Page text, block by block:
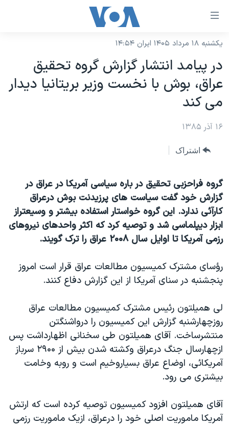
لینکهای
دسترسی
جهش
محتوای
اصلی
به
صفحه
به
جستجو
نسخه سبک وب‌سایت
موضوع ها
ایران
آمریکا
جهان
گزیده‌ها
ویژه برنامه‌ها
ویدیوها
فرهنگ و زندگی
اقتصادی
اسرائیل در جنگ
گالری عکس
آرشیو پخش زنده
برنامه های تلویزیونی
جدول برنامه ها
صفحه‌های ویژه
عملیات خشم حماسی
۲۵۰سالگی آمریکا
بایگانی برنامه‌های تلویزیونی
مستندها
حمله جمهوری اسلامی به اسرائیل
ورزش زنان در ایران
اعتراضات زن، زندگی، آزادی
مجموعه مستندهای دادخواهی
تریبونال مردمی آبان ۹۸
چهل سال گروگان‌گیری
قانون شفافیت دارائی کادر رهبری ایران
پخش رادیویی
یادگیری زبان انگلیسی
دنبال کنید
زبانهای مختلف
یکشنبه ۱۸ مرداد ۱۴۰۵ ایران ۱۴:۵۴
در پيامد انتشار گزارش گروه تحقيق
عراق، بوش با نخست وزير بريتانيا ديدار
می کند
۱۶ آذر ۱۳۸۵
اشتراک
گروه فراحزبی تحقيق در باره سياسی آمريکا در عراق در
گزارش خود گفت سياست های پرزيدنت بوش درعراق
کارآئی ندارد. اين گروه خواستار استفاده بيشتر و وسيعتراز
ابزار ديپلماسی شد و توصيه کرد که اکثر واحدهای نيروهای
رزمی آمريکا تا اوايل سال ۲۰۰۸ عراق را ترک گويند.
رؤسای مشترک کميسيون مطالعات عراق قرار است امروز
پنجشنبه در سنای آمريکا از اين گزارش دفاع کنند.
لی هميلتون رئيس مشترک کميسيون مطالعات عراق
روزچهارشنبه گزارش اين کميسيون را درواشنگتن
منتشرساخت. آقای هميلتون طی سخنانی اظهارداشت پس
ازچهارسال جنگ درعراق وکشته شدن بيش از ۲۹۰۰ سرباز
آمريکائی، اوضاع عراق بسياروخيم است و روبه وخامت
بيشتری می رود.
آقای هميلتون افزود کميسيون توصيه کرده است که ارتش
آمريکا ماموريت اصلی خود را درعراق، ازيک ماموريت رزمی